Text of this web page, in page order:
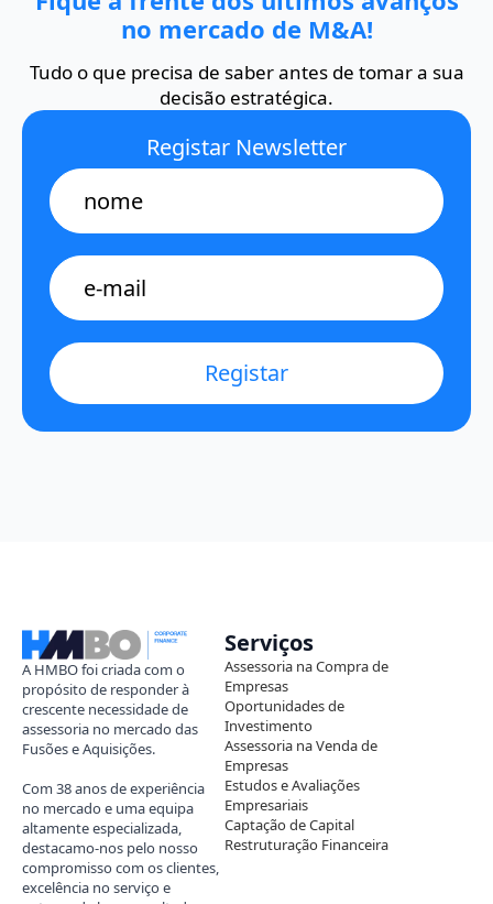
no mercado de M&A!
Tudo o que precisa de saber antes de tomar a sua
decisão estratégica.
Registar Newsletter
Name
E-
mail
*
Registar
A HMBO foi criada com o
propósito de responder à
crescente necessidade de
assessoria no mercado das
Fusões e Aquisições.
Com 38 anos de experiência
no mercado e uma equipa
altamente especializada,
destacamo-nos pelo nosso
compromisso com os clientes,
excelência no serviço e
Serviços
Assessoria na Compra de
Empresas
Oportunidades de
Investimento
Assessoria na Venda de
Empresas
Estudos e Avaliações
Empresariais
Captação de Capital
Restruturação Financeira